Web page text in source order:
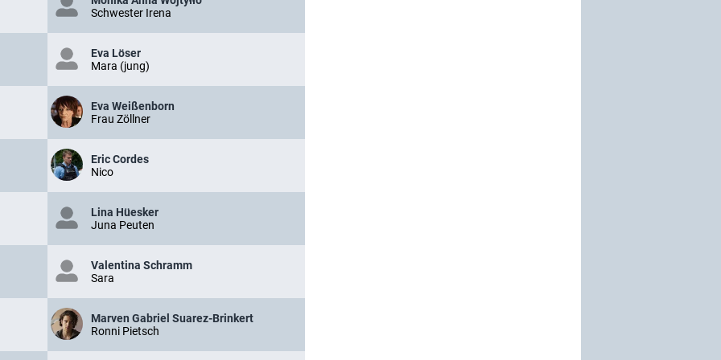
Schwester Irena
Eva Löser
Mara (jung)
Eva Weißenborn
Frau Zöllner
Eric Cordes
Nico
Lina Hüesker
Juna Peuten
Valentina Schramm
Sara
Marven Gabriel Suarez-Brinkert
Ronni Pietsch